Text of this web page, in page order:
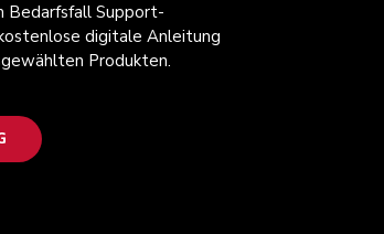
Bedarfsfall Support-
digitale Anleitung
Produkten.